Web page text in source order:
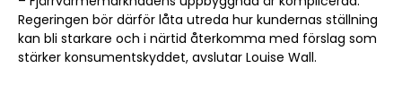
Regeringen bör därför låta utreda hur kundernas ställning
kan bli starkare och i närtid återkomma med förslag som
stärker konsumentskyddet, avslutar Louise Wall.